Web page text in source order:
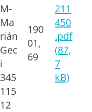
M-
Ma
rián
Gec
i
345
115
12
190
01,
69
211
450
.pdf
(87,
7
kB)